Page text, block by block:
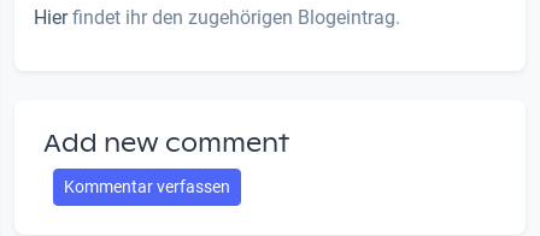
Hierfindet ihr den zugehörigen Blogeintrag.
Add new comment
Kommentar verfassen